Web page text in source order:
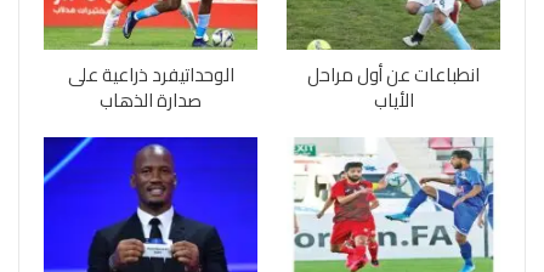
انطباعات عن أول مراحل
الأياب
الوحداتيفرد ذراعية على
صدارة الذهاب